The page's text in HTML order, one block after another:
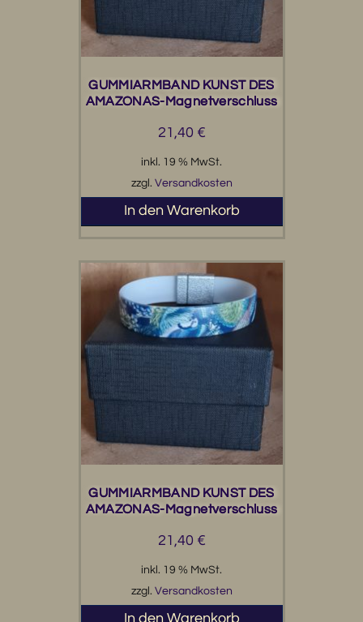
GUMMIARMBAND KUNST DES
AMAZONAS-Magnetverschluss
21,40 €
inkl. 19 % MwSt.
zzgl. Versandkosten
In den Warenkorb
GUMMIARMBAND KUNST DES
AMAZONAS-Magnetverschluss
21,40 €
inkl. 19 % MwSt.
zzgl. Versandkosten
In den Warenkorb